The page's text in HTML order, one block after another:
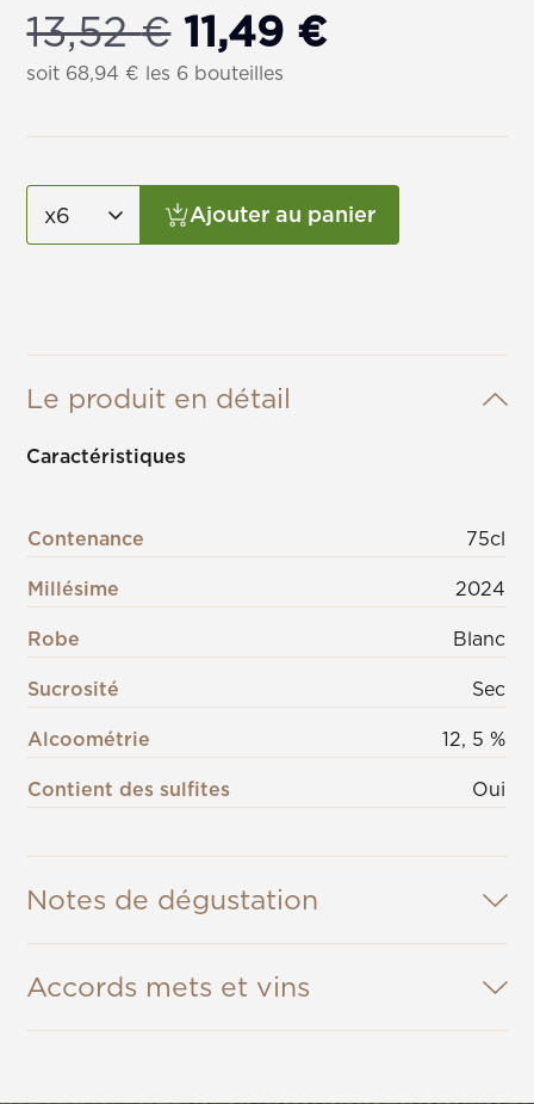
13,52€ Le
prix
initial
était :
13,52 €.
11,49 €Le
actuel
est :
11,49 €.
soit 68,94 € les 6 bouteilles
Ajouter au panier
Le produit en détail
Caractéristiques
Contenance
75cl
Millésime
2024
Robe
Blanc
Sucrosité
Sec
Alcoométrie
12, 5 %
Contient des sulfites
Oui
Notes de dégustation
Accords mets et vins